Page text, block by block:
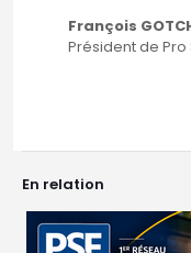
François
Président de Pro
En relation